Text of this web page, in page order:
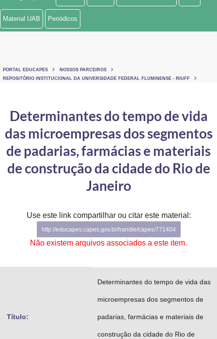
Ministério de Minas e Energia
Ministério do Turismo
Controladoria-Geral da União
Ministério da Mulher, da Família e dos Direitos Humanos
Secretaria-Geral
Advocacia-Geral da União
Banco Central do Brasil
Planalto
Material UAB Periódicos
PORTAL EDUCAPES
NOSSOS PARCEIROS
REPOSITÓRIO INSTITUCIONAL DA UNIVERSIDADE FEDERAL FLUMINENSE - RIUFF
Determinantes do tempo de vida
das microempresas dos segmentos
de padarias, farmácias e materiais
de construção da cidade do Rio de
Janeiro
Use este link compartilhar ou citar este material:
http://educapes.capes.gov.br/handle/capes/771404
Não existem arquivos associados a este item.
Título:
Determinantes do tempo de vida das
microempresas dos segmentos de
padarias, farmácias e materiais de
construção da cidade do Rio de